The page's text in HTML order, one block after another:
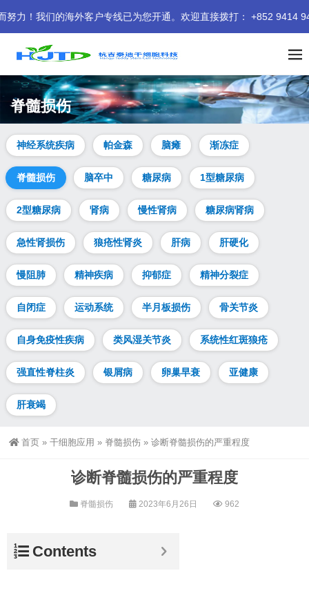
！我们的海外客户专线已为您开通。欢迎直接拨打： +852 9414
脊髓损伤
神经系统疾病 帕金森 脑瘫 渐冻症
脊髓损伤 脑卒中 糖尿病 1型糖尿病
2型糖尿病 肾病 慢性肾病 糖尿病肾病
急性肾损伤 狼疮性肾炎 肝病 肝硬化
慢阻肺 精神疾病 抑郁症 精神分裂症
自闭症 运动系统 半月板损伤 骨关节炎
自身免疫性疾病 类风湿关节炎 系统性红斑狼疮
强直性脊柱炎 银屑病 卵巢早衰 亚健康
肝衰竭
首页 » 干细胞应用 » 脊髓损伤 » 诊断脊髓损伤的严重程度
诊断脊髓损伤的严重程度
脊髓损伤 2023年6月26日 962
Contents